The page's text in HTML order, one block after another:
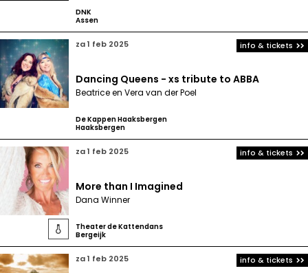
DNK
Assen
za 1 feb 2025
Dancing Queens - xs tribute to ABBA
Beatrice en Vera van der Poel
De Kappen Haaksbergen
Haaksbergen
info & tickets

za 1 feb 2025
More than I Imagined
Dana Winner
Theater de Kattendans
Bergeijk
info & tickets
za 1 feb 2025 info & tickets